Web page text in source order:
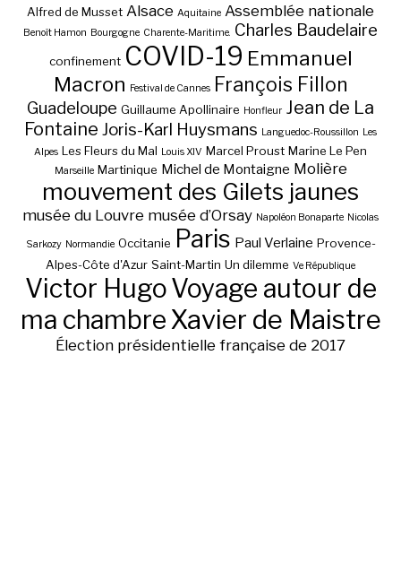
Alfred de Musset Alsace Aquitaine Assemblée nationale
Benoît Hamon Bourgogne Charente-Maritime. Charles Baudelaire
confinement COVID-19 Emmanuel
Macron Festival de Cannes François Fillon
Guadeloupe Guillaume Apollinaire Honfleur Jean de La
Fontaine Joris-Karl Huysmans Languedoc-Roussillon Les
Alpes Les Fleurs du Mal Louis XIV Marcel Proust Marine Le Pen
Marseille Martinique Michel de Montaigne Molière
mouvement des Gilets jaunes
musée du Louvre musée d’Orsay Napoléon Bonaparte Nicolas
Sarkozy Normandie Occitanie Paris Paul Verlaine Provence-
Alpes-Côte d'Azur Saint-Martin Un dilemme Ve République
Victor HugoVoyage autour de
ma chambre Xavier de Maistre
Élection présidentielle française de 2017